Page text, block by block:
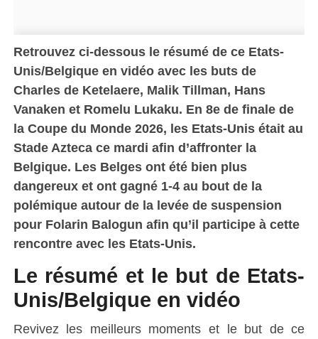
Retrouvez ci-dessous le résumé de ce Etats-
Unis/Belgique en vidéo avec les buts de
Charles de Ketelaere, Malik Tillman, Hans
Vanaken et Romelu Lukaku. En 8e de finale de
la Coupe du Monde 2026, les Etats-Unis était au
Stade Azteca ce mardi afin d’affronter la
Belgique. Les Belges ont été bien plus
dangereux et ont gagné 1-4 au bout de la
polémique autour de la levée de suspension
pour Folarin Balogun afin qu’il participe à cette
rencontre avec les Etats-Unis.
Le résumé et le but de Etats-
Unis/Belgique en vidéo
Revivez les meilleurs moments et le but de ce